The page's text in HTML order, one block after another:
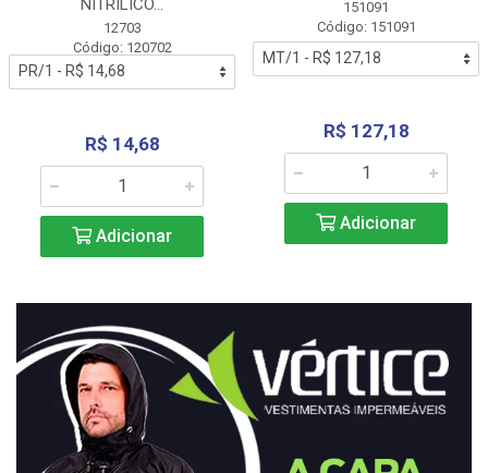
NITRÍLICO...
12703
Código: 120702
R$ 14,68
Adicionar
151091
Código: 151091
R$ 127,18
Adicionar